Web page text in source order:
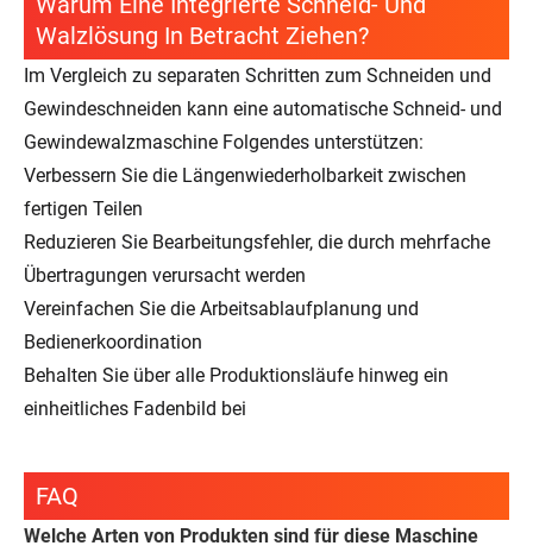
Walzlösung In Betracht Ziehen?
Im Vergleich zu separaten Schritten zum Schneiden und
Gewindeschneiden kann eine automatische Schneid- und
Gewindewalzmaschine Folgendes unterstützen:
Verbessern Sie die Längenwiederholbarkeit zwischen
fertigen Teilen
Reduzieren Sie Bearbeitungsfehler, die durch mehrfache
Übertragungen verursacht werden
Vereinfachen Sie die Arbeitsablaufplanung und
Bedienerkoordination
Behalten Sie über alle Produktionsläufe hinweg ein
einheitliches Fadenbild bei
FAQ
Welche Arten von Produkten sind für diese Maschine